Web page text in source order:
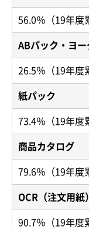
56.0％（19年度
ABパック・ヨ
26.5％（19年度
紙パック
73.4％（19年度
商品カタログ
79.6％（19年度
OCR（注文用紙）
90.7％（19年度